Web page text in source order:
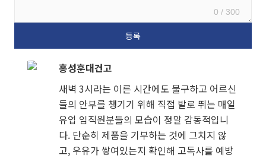
0 / 300
홍성훈대건고
새벽 3시라는 이른 시간에도 불구하고 어르신
들의 안부를 챙기기 위해 직접 발로 뛰는 매일
유업 임직원분들의 모습이 정말 감동적입니
다. 단순히 제품을 기부하는 것에 그치지 않
고, 우유가 쌓여있는지 확인해 고독사를 예방